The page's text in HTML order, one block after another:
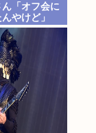
ん「オフ会に
やけど」